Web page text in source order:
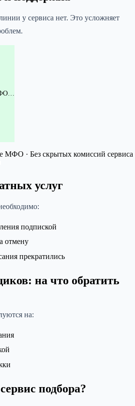
у сервиса нет. Это усложняет
МФО · Без скрытых комиссий сервиса
услуг
подпиской
отмену
прекратились
на что обратить
на:
подбора?